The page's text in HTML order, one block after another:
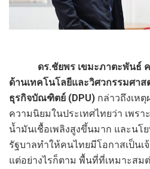
ดร.ชัยพร เขมะภาตะพันธ์
ด้านเทคโนโลยีและวิศวกรรมศาส
ธุรกิจบัณฑิตย์ (DPU) กล่าวถึงเหตุ
ความนิยมในประเทศไทยว่า เพร
น้ำมันเชื้อเพลิงสูงขึ้นมาก และนโ
รัฐบาลทำให้คนไทยมีโอกาสเป็นเ
แต่อย่างไรก็ตาม พื้นที่ที่เหมาะสม